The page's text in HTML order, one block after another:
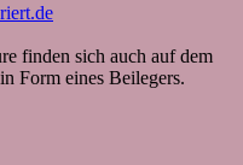
finden sich auch auf dem
Form eines Beilegers.